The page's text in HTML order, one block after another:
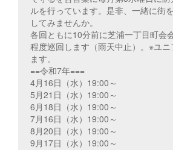
ルを行っています。是非、一緒に街
してみませんか。
各回ともに10分前に芝浦一丁目町会
程度巡回します（雨天中止）。※ユ
ます。
==令和7年===
4月16日（水）19:00～
5月21日（水）19:00～
6月18日（水）19:00～
7月16日（水）19:00～
8月20日（水）19:00～
9月17日（水）19:00～